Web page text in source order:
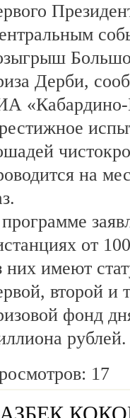
Дерби,
«Кабардино-
на
от
них имеют
второй и
фонд
рублей.
17